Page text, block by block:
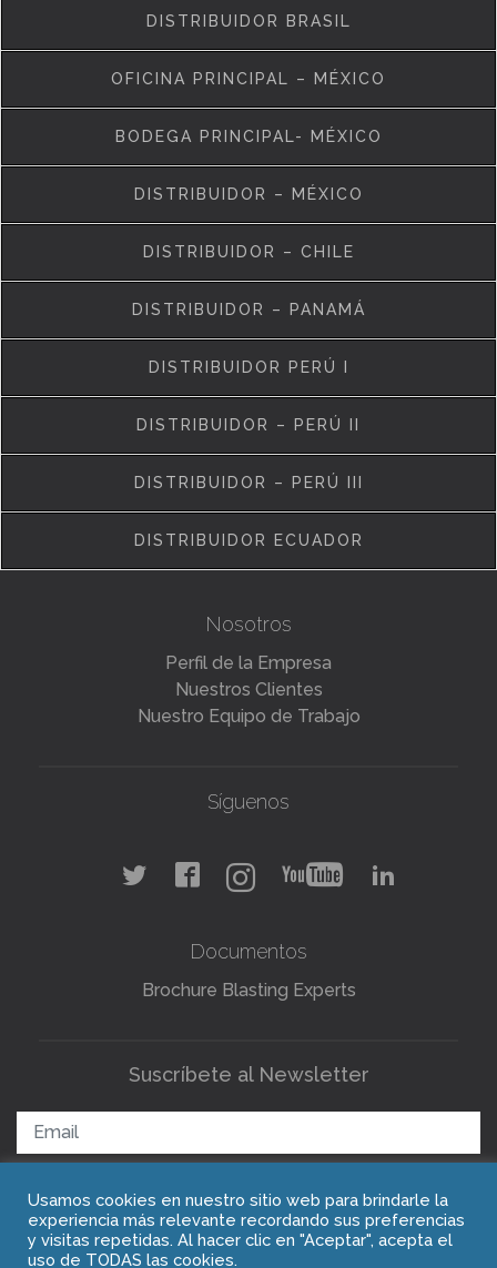
DISTRIBUIDOR BRASIL
OFICINA PRINCIPAL – MÉXICO
BODEGA PRINCIPAL- MÉXICO
DISTRIBUIDOR – MÉXICO
DISTRIBUIDOR – CHILE
DISTRIBUIDOR – PANAMÁ
DISTRIBUIDOR PERÚ I
DISTRIBUIDOR – PERÚ II
DISTRIBUIDOR – PERÚ III
DISTRIBUIDOR ECUADOR
Nosotros
Perfil de la Empresa
Nuestros Clientes
Nuestro Equipo de Trabajo
Síguenos
Documentos
Brochure Blasting Experts
Suscríbete al Newsletter
ENVIAR
Usamos cookies en nuestro sitio web para brindarle la
experiencia más relevante recordando sus preferencias
y visitas repetidas. Al hacer clic en "Aceptar", acepta el
uso de TODAS las cookies.